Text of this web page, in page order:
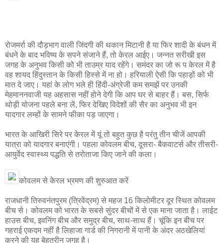
रोजमर्रा की दौड़भाग वाली जिंदगी की थकान मिटानी है या फिर शादी के बंधन में
बंधने के बाद भविष्य के सपने संजाने हैं, तो केरल आईए। जन्नत सरीखी इस
जगह के अनुभव किसी को भी ताउम्र याद रहेंगे। समंदर का जो रू प केरल में है
वह शायद हिंदुस्तान के किसी हिस्से में ना हो। हरियाली ऐसी कि पहाड़ों को भी
मात दे जाए। यहां के लोग भले ही हिंदी-अंग्रेजी कम समझें पर उनकी
मेहमाननवाजी यह अहसास नहीं होने देगी कि आप घर से बाहर हैं। बस, सिर्फ
थोड़ी योजना पहले बना लें, फिर देखिए विदेशों की सैर का अनुभव भी इन
यादगार लम्हों के सामने फीका पड़ जाएगा।
भारत के आखिरी सिरे पर केरल में यूं तो बहुत कुछ है परंतु तीन चीजें आपकी
यात्रा को यादगार बनाएंगी। पहला कोवलम बीच, दूसरा- बैकवाटर्स और तीसरी-
आयुर्वेद स्वास्थ्य पद्धति से तरोताजा किए जाने की कला।
कोवलम से केरल भ्रमण की शुरुआत करें
राजधानी तिरुवनंतपुरम (त्रिवेंद्रम) से महज 16 किलोमीटर दूर स्थित कोवलम
बीच से। कोवलम को भारत के सबसे सुंदर बीचों में से एक माना जाता है। लाईट
हाउस बीच, इवनिंग बीच और समुद्र बीच, साथ-साथ हैं। चूंकि इन बीच पर
गहराई एकदम नहीं है लिहाजा गार्ड की निगरानी में पानी के अंदर अठखेलियां
करने की यह बेहतरीन जगह है।